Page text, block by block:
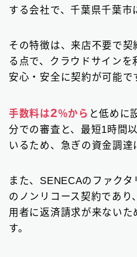
する会社で、千葉県千葉市
その特徴は、来店不要で契
る点で、クラウドサインを
安心・安全に契約が可能で
手数料は2％から と低めに
分での審査と、最短1時間
いるため、急ぎの資金調達
また、SENECAのファク
のノンリコース契約であり
用者に返済請求が来ないた
す。